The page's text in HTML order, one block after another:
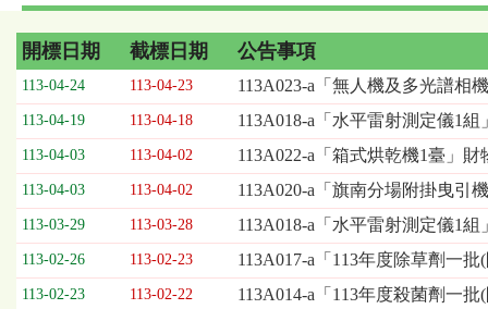
招
標
採
購
列
表，
欄
位
依
序
開標日期 截標日期 公告事項
113-04-24 113-04-23 113A023-a「無人機及多光譜相
113-04-19 113-04-18 113A018-a「水平雷射測定儀1
113-04-03 113-04-02 113A022-a「箱式烘乾機1臺」財
113-04-03 113-04-02 113A020-a「旗南分場附掛曳引
113-03-29 113-03-28 113A018-a「水平雷射測定儀1
113-02-26 113-02-23 113A017-a「113年度除草劑一
113-02-23 113-02-22 113A014-a「113年度殺菌劑一